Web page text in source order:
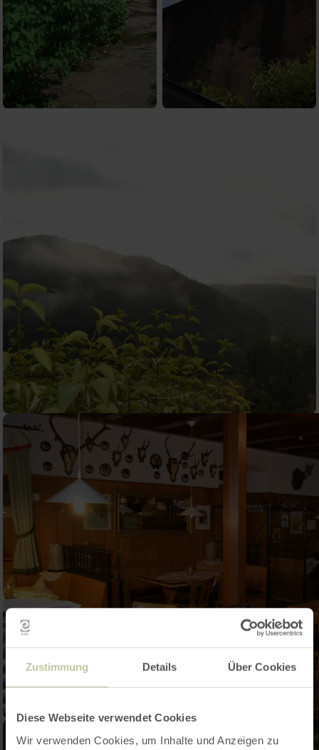
Zustimmung Details Über Cookies
Diese Webseite verwendet Cookies
Wir verwenden Cookies, um Inhalte und Anzeigen zu